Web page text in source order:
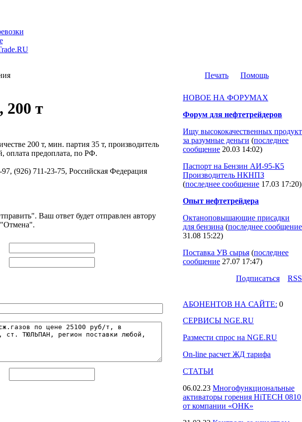
Печать Помощь
200 т
200 т, мин. партия 35 т, производитель
оплата предоплата, по РФ.
(926) 711-23-75, Российская Федерация
Ваш ответ будет отправлен автору
"Отмена".
НОВОЕ НА ФОРУМАХ
Форум для нефтетрейдеров
Ищу высококачественных продукт
за разумные деньги (последнее
сообщение 20.03 14:02)
Паспорт на Бензин АИ-95-К5
Производитель НКНПЗ
(последнее сообщение 17.03 17:20)
Опыт нефтетрейдера
Октаноповышающие присадки
для бензина (последнее сообщение
31.08 15:22)
Поставка УВ сырья (последнее
сообщение 27.07 17:47)
Подпиcаться
RSS
АБОНЕНТОВ НА САЙТЕ: 0
СЕРВИСЫ NGE.RU
Размести спрос на NGE.RU
On-line расчет ЖД тарифа
СТАТЬИ
06.02.23 Многофункциональные
активаторы горения HiTECH 0810
от компании «ОНК»